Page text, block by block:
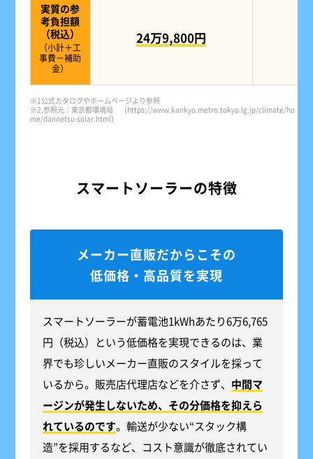
実質の参
考負担額
（税込）
（小計＋工
事費－補助
金）
24万9,800円
※1公式カタログやホームページより参照
※2.参照元：東京都環境局
（https://www.kankyo.metro.tokyo.lg.jp/climate/ho
me/dannetsu-solar.html）
スマートソーラーの特徴
メーカー直販だからこその
低価格・高品質を実現
スマートソーラーが蓄電池1kWhあたり6万6,765
円（税込）という低価格を実現できるのは、業
界でも珍しいメーカー直販のスタイルを採って
いるから。販売店代理店などを介さず、 中間マ
ージンが発生しないため、その分価格を抑えら
れているのです。輸送が少ない“スタック構
造”を採用するなど、コスト意識が徹底されてい